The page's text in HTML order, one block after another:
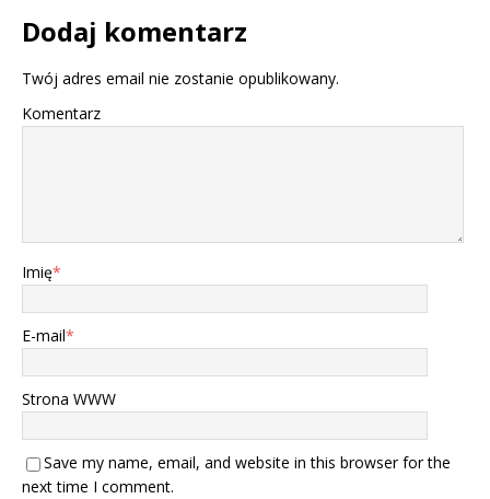
Dodaj komentarz
Twój adres email nie zostanie opublikowany.
Komentarz
Imię*
E-mail*
Strona WWW
Save my name, email, and website in this browser for the
next time I comment.